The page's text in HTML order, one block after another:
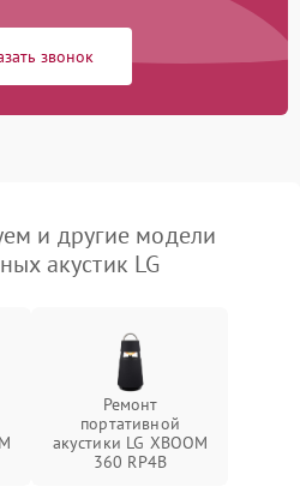
звонок
и другие модели
акустик LG
Ремонт
портативной
акустики LG XBOOM
360 RP4B